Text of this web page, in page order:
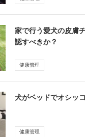
家で行う愛犬の皮膚
認すべきか？
健康管理
犬がベッドでオシッ
健康管理